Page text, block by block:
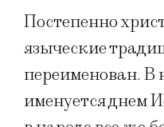
Постепенно
языческие
переименован. В
именуется днем